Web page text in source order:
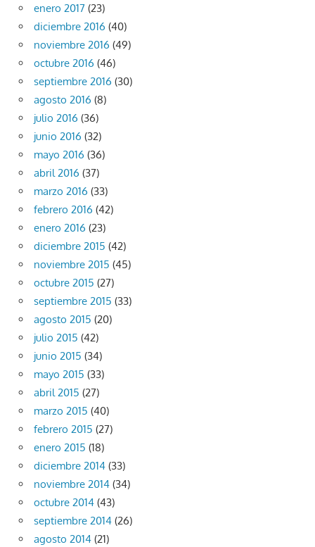
enero 2017 (23)
diciembre 2016 (40)
noviembre 2016 (49)
octubre 2016 (46)
septiembre 2016 (30)
agosto 2016 (8)
julio 2016 (36)
junio 2016 (32)
mayo 2016 (36)
abril 2016 (37)
marzo 2016 (33)
febrero 2016 (42)
enero 2016 (23)
diciembre 2015 (42)
noviembre 2015 (45)
octubre 2015 (27)
septiembre 2015 (33)
agosto 2015 (20)
julio 2015 (42)
junio 2015 (34)
mayo 2015 (33)
abril 2015 (27)
marzo 2015 (40)
febrero 2015 (27)
enero 2015 (18)
diciembre 2014 (33)
noviembre 2014 (34)
octubre 2014 (43)
septiembre 2014 (26)
agosto 2014 (21)